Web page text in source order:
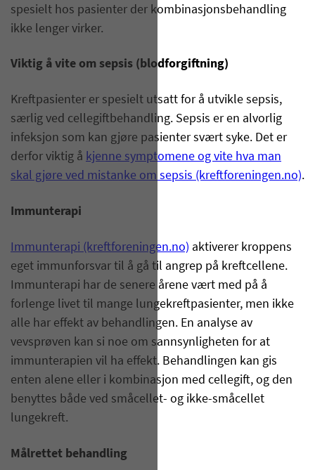
spesielt hos pasienter der kombinasjonsbehandling
ikke lenger virker.
Viktig å vite om sepsis (blodforgiftning)
Kreftpasienter er spesielt utsatt for å utvikle sepsis,
særlig ved cellegiftbehandling. Sepsis er en alvorlig
infeksjon som kan gjøre pasienter svært syke. Det er
derfor viktig å kjenne symptomene og vite hva man
skal gjøre ved mistanke om sepsis (kreftforeningen.no).
Immunterapi
Immunterapi (kreftforeningen.no) aktiverer kroppens
eget immunforsvar til å gå til angrep på kreftcellene.
Immunterapi har de senere årene vært med på å
forlenge livet til mange lungekreftpasienter, men ikke
alle har effekt av behandlingen. En analyse av
vevsprøven kan si noe om sannsynligheten for at
immunterapien vil ha effekt. Behandlingen kan gis
enten alene eller i kombinasjon med cellegift, og den
benyttes både ved småcellet- og ikke-småcellet
lungekreft.
Målrettet behandling